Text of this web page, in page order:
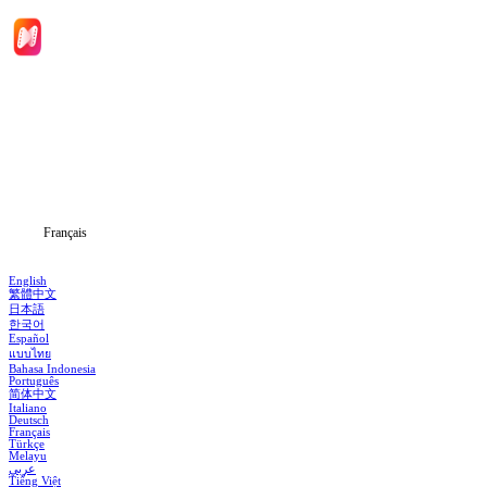
Français
English
繁體中文
日本語
한국어
Español
แบบไทย
Bahasa Indonesia
Português
简体中文
Italiano
Deutsch
Français
Türkçe
Melayu
عربي
Tiếng Việt